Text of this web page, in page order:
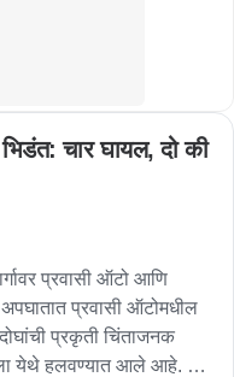
चार घायल, दो की
प्रवासी ऑटो आणि
प्रवासी ऑटोमधील
प्रकृती चिंताजनक
येथे हलवण्यात आले आहे.